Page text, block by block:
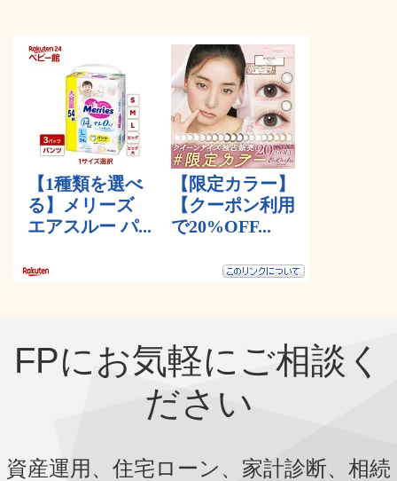
FPにお気軽にご相談く
ださい
資産運用、住宅ローン、家計診断、相続